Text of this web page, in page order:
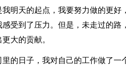
明天的起点，我要努力做的更
受到了压力。但是，未走过的路
大的贡献。
里的日子，我对自己的工作做了一